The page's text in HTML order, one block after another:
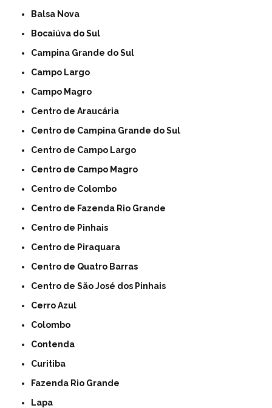
Balsa Nova
Bocaiúva do Sul
Campina Grande do Sul
Campo Largo
Campo Magro
Centro de Araucária
Centro de Campina Grande do Sul
Centro de Campo Largo
Centro de Campo Magro
Centro de Colombo
Centro de Fazenda Rio Grande
Centro de Pinhais
Centro de Piraquara
Centro de Quatro Barras
Centro de São José dos Pinhais
Cerro Azul
Colombo
Contenda
Curitiba
Fazenda Rio Grande
Lapa